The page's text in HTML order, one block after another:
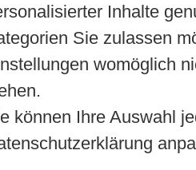
Inhalte
Sie zulassen
womöglich
können Ihre Auswahl
DVD
sportliche